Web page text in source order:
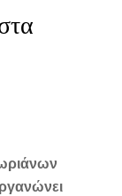
ιάνων
ανώνει